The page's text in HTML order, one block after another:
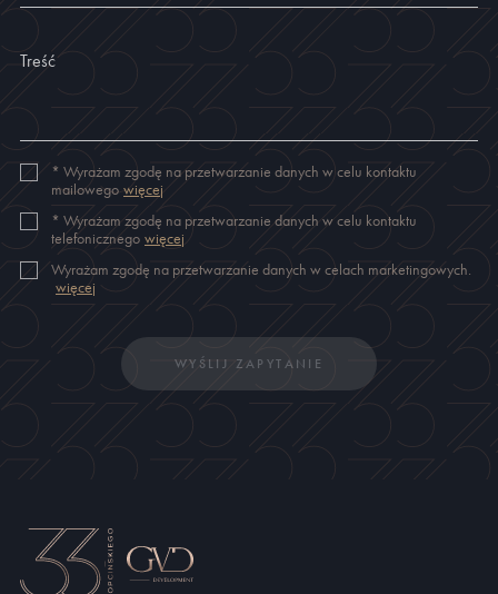
Treść
* Wyrażam zgodę na przetwarzanie danych w celu kontaktu
mailowego więcej
* Wyrażam zgodę na przetwarzanie danych w celu kontaktu
telefonicznego więcej
Wyrażam zgodę na przetwarzanie danych w celach marketingowych.
więcej
WYŚLIJ ZAPYTANIE